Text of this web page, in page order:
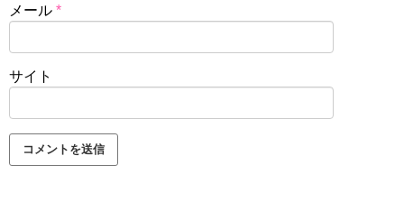
メール *
サイト